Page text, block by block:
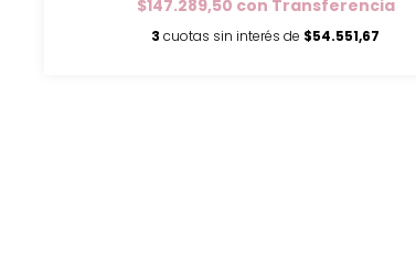
$147.289,50 con Transferencia
3 cuotas sin interés de $54.551,67